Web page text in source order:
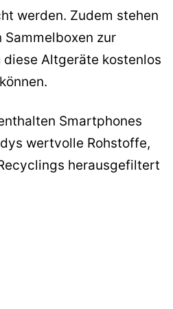
werden. Zudem stehen
zur
Altgeräte kostenlos
Smartphones
wertvolle Rohstoffe,
herausgefiltert